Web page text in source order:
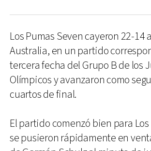
Los Pumas Seven cayeron 22-14
Australia, en un partido
tercera fecha del Grupo B de los
Olímpicos y avanzaron como
cuartos de final.
El partido comenzó bien para
se pusieron rápidamente en